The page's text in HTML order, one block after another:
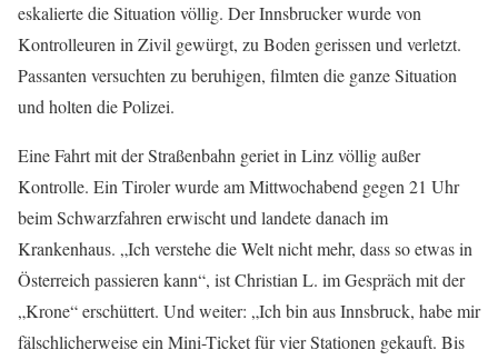
eskalierte die Situation völlig. Der Innsbrucker wurde von
Kontrolleuren in Zivil gewürgt, zu Boden gerissen und verletzt.
Passanten versuchten zu beruhigen, filmten die ganze Situation
und holten die Polizei.
Eine Fahrt mit der Straßenbahn geriet in Linz völlig außer
Kontrolle. Ein Tiroler wurde am Mittwochabend gegen 21 Uhr
beim Schwarzfahren erwischt und landete danach im
Krankenhaus. „Ich verstehe die Welt nicht mehr, dass so etwas in
Österreich passieren kann“, ist Christian L. im Gespräch mit der
„Krone“ erschüttert. Und weiter: „Ich bin aus Innsbruck, habe mir
fälschlicherweise ein Mini-Ticket für vier Stationen gekauft. Bis